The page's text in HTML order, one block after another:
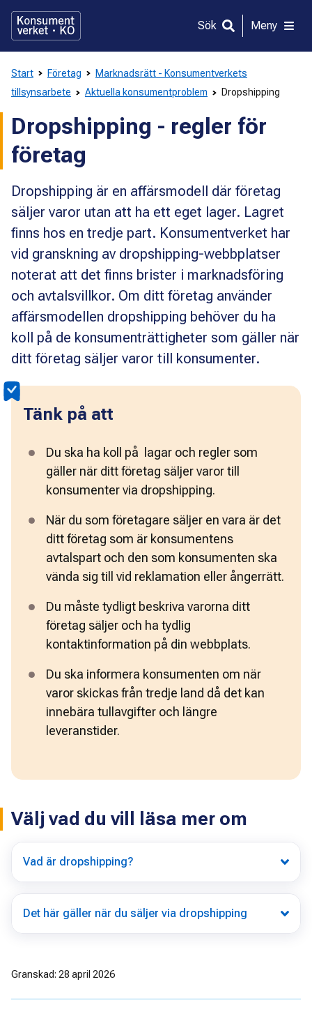
direkt
innehållet
Sök Meny
Start Företag
Marknadsrätt - Konsumentverkets
tillsynsarbete
Aktuella konsumentproblem Dropshipping
Dropshipping - regler för
företag
Dropshipping är en affärsmodell där företag
säljer varor utan att ha ett eget lager. Lagret
finns hos en tredje part. Konsumentverket har
vid granskning av dropshipping-webbplatser
noterat att det finns brister i marknadsföring
och avtalsvillkor. Om ditt företag använder
affärsmodellen dropshipping behöver du ha
koll på de konsumenträttigheter som gäller när
ditt företag säljer varor till konsumenter.
Tänk på att
Du ska ha koll på  lagar och regler som
gäller när ditt företag säljer varor till
konsumenter via dropshipping.
När du som företagare säljer en vara är det
ditt företag som är konsumentens
avtalspart och den som konsumenten ska
vända sig till vid reklamation eller ångerrätt.
Du måste tydligt beskriva varorna ditt
företag säljer och ha tydlig
kontaktinformation på din webbplats.
Du ska informera konsumenten om när
varor skickas från tredje land då det kan
innebära tullavgifter och längre
leveranstider.
Välj vad du vill läsa mer om
Vad är dropshipping?
Det här gäller när du säljer via dropshipping
Granskad: 28 april 2026